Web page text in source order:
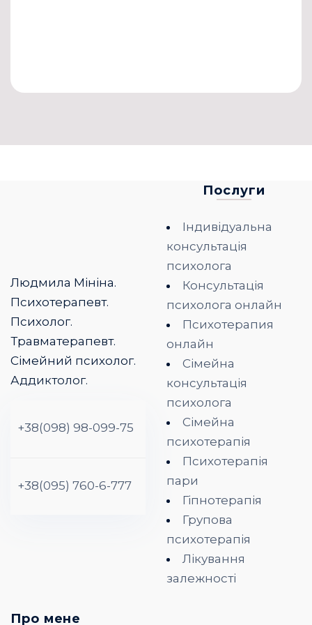
Людмила Мініна.
Психотерапевт.
Психолог.
Травматерапевт.
Сімейний психолог.
Аддиктолог.
+38(098) 98-099-75
+38(095) 760-6-777
Послуги
Індивідуальна
консультація
психолога
Консультація
психолога онлайн
Психотерапия
онлайн
Сімейна
консультація
психолога
Сімейна
психотерапія
Психотерапія
пари
Гіпнотерапія
Групова
психотерапія
Лікування
залежності
Про мене